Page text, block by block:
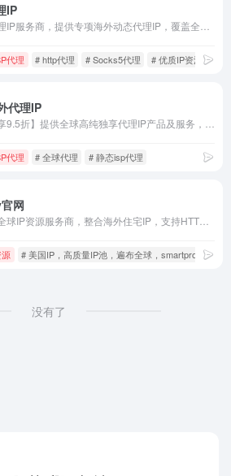
IP
代理 # http代理 # Socks5代理 # 优质IP资源
代理IP
代理 # 全球代理 # 静态isp代理
网
# 美国IP，高质量IP池，遍布全球，smartproxy
没有了